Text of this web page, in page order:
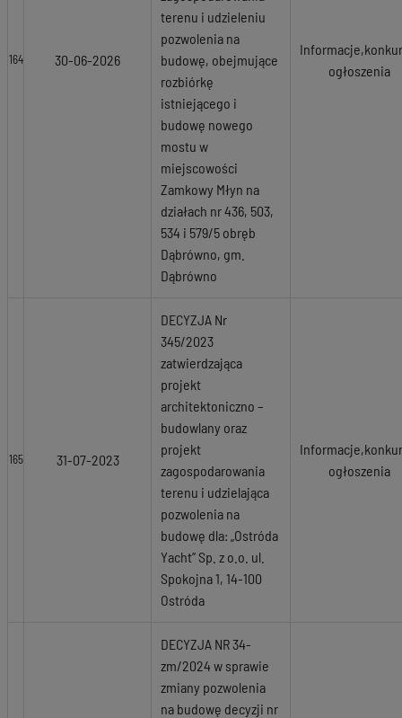
164 30-06-2026
terenu i udzieleniu
pozwolenia na
budowę, obejmujące
rozbiórkę
istniejącego i
budowę nowego
mostu w
miejscowości
Zamkowy Młyn na
działach nr 436, 503,
534 i 579/5 obręb
Dąbrówno, gm.
Dąbrówno
ogłoszenia
165 31-07-2023
DECYZJA Nr
345/2023
zatwierdzająca
projekt
architektoniczno –
budowlany oraz
projekt
zagospodarowania
terenu i udzielająca
pozwolenia na
budowę dla: „Ostróda
Yacht” Sp. z o.o. ul.
Spokojna 1, 14-100
Ostróda
ogłoszenia
DECYZJA NR 34-
zm/2024 w sprawie
zmiany pozwolenia
na budowę decyzji nr